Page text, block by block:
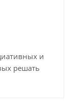
и
решать